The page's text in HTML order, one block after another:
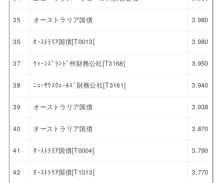
35 オーストラリア国債 3.980
35 ｵｰｽﾄﾗﾘｱ国債[T0013] 3.980
37 ｸｨｰﾝｽﾞﾗﾝﾄﾞ州財務公社[T3168] 3.950
38 ﾆｭｰｻｳｽｳｪｰﾙｽﾞ財務公社[T3161] 3.940
39 オーストラリア国債 3.938
40 オーストラリア国債 3.870
41 ｵｰｽﾄﾗﾘｱ国債[T0004] 3.790
42 ｵｰｽﾄﾗﾘｱ国債[T1013] 3.770